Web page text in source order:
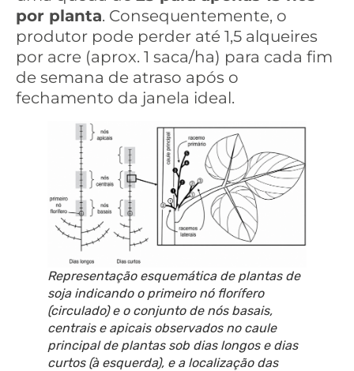
por planta. Consequentemente, o
produtor pode perder até 1,5 alqueires
por acre (aprox. 1 saca/ha) para cada fim
de semana de atraso após o
fechamento da janela ideal.
Representação esquemática de plantas de
soja indicando o primeiro nó florífero
(circulado) e o conjunto de nós basais,
centrais e apicais observados no caule
principal de plantas sob dias longos e dias
curtos (à esquerda), e a localização das